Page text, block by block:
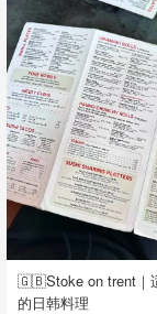
🇬🇧Stoke on trent｜
的日韩料理